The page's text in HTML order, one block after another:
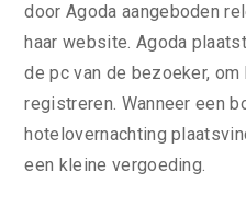
door Agoda aangeboden
haar website. Agoda
de pc van de bezoeker,
registreren. Wanneer een
hotelovernachting
een kleine vergoeding.